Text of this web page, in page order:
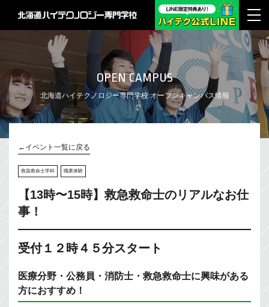
OPEN CAMPUS
北海道ハイテクノロジー専門学校 オープンキャンパス情報
←イベント一覧に戻る
救急救命士学科 職業体験
【13時〜15時】救急救命士のリアルなお仕
事！
受付１２時４５分スタート
医療分野・公務員・消防士・救急救命士に興味がある
方におすすめ！